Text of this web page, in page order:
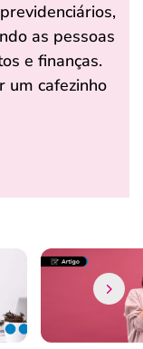
as pessoas
e finanças.
um cafezinho